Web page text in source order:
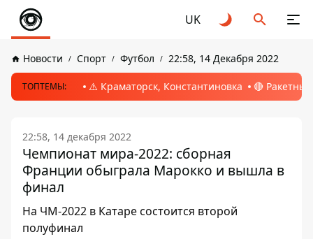
UK
Новости Спорт Футбол 22:58, 14 Декабря 2022
ТОПТЕМЫ: ⚠️ Краматорск, Константиновка 🔴
22:58, 14 декабря 2022
Чемпионат мира-2022: сборная
Франции обыграла Марокко и вышла в
финал
На ЧМ-2022 в Катаре состоится второй
полуфинал